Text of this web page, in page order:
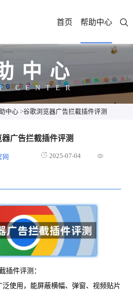
首页 帮助中心
中心
CENTER
中心 >谷歌浏览器广告拦截插件评测
广告拦截插件评测
网 2025-07-04
插件评测：
泛使用，能屏蔽横幅、弹窗、视频贴片